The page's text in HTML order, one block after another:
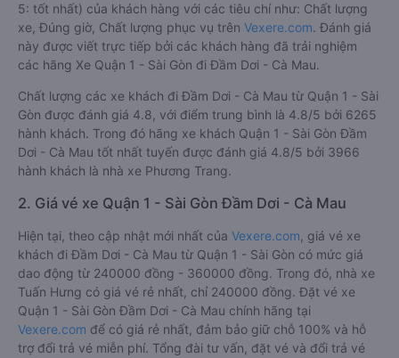
5: tốt nhất) của khách hàng với các tiêu chí như: Chất lượng
xe, Đúng giờ, Chất lượng phục vụ trên Vexere.com. Đánh giá
này được viết trực tiếp bởi các khách hàng đã trải nghiệm
các hãng Xe Quận 1 - Sài Gòn đi Đầm Dơi - Cà Mau.
Chất lượng các xe khách đi Đầm Dơi - Cà Mau từ Quận 1 - Sài
Gòn được đánh giá 4.8, với điểm trung bình là 4.8/5 bởi 6265
hành khách. Trong đó hãng xe khách Quận 1 - Sài Gòn Đầm
Dơi - Cà Mau tốt nhất tuyến được đánh giá 4.8/5 bởi 3966
hành khách là nhà xe Phương Trang.
2. Giá vé xe Quận 1 - Sài Gòn Đầm Dơi - Cà Mau
Hiện tại, theo cập nhật mới nhất của Vexere.com , giá vé xe
khách đi Đầm Dơi - Cà Mau từ Quận 1 - Sài Gòn có mức giá
dao động từ 240000 đồng - 360000 đồng. Trong đó, nhà xe
Tuấn Hưng có giá vé rẻ nhất, chỉ 240000 đồng. Đặt vé xe
Quận 1 - Sài Gòn Đầm Dơi - Cà Mau chính hãng tại
Vexere.com để có giá rẻ nhất, đảm bảo giữ chỗ 100% và hỗ
trợ đổi trả vé miễn phí. Tổng đài tư vấn, đặt vé và đổi trả vé